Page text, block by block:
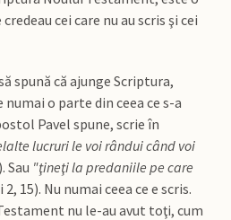
cei care nu au scris şi cei
spună că ajunge Scriptura,
o parte din ceea ce s-a
Pavel spune, scrie în
lucruri le voi rândui când voi
Sau "ţineţi la predaniile pe care
15). Nu numai ceea ce e scris.
nu le-au avut toţi, cum